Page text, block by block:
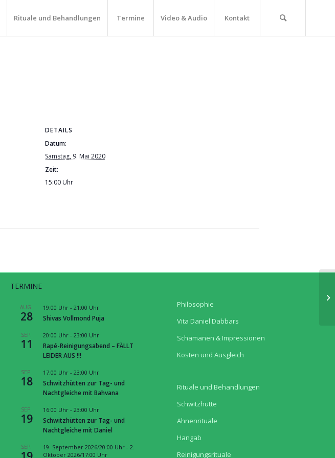
Rituale und Behandlungen Termine Video & Audio Kontakt
DETAILS
Datum:
Samstag, 9. Mai 2020
Zeit:
15:00 Uhr
TERMINE
AUG.
28
19:00 Uhr- 21:00 Uhr
Shivas Vollmond Puja
SEP.
11
20:00 Uhr- 23:00 Uhr
Rapé-Reinigungsabend – FÄLLT
LEIDER AUS !!!
SEP.
18
17:00 Uhr- 23:00 Uhr
Schwitzhütten zur Tag- und
Nachtgleiche mit Bahvana
SEP.
19
16:00 Uhr- 23:00 Uhr
Schwitzhütten zur Tag- und
Nachtgleiche mit Daniel
SEP. 19. September 2026/20:00 Uhr- 2.
Oktober 2026/17:00 Uhr
Philosophie
Vita Daniel Dabbars
Schamanen & Impressionen
Kosten und Ausgleich
Rituale und Behandlungen
Schwitzhütte
Ahnenrituale
Hangab
Reinigungsrituale